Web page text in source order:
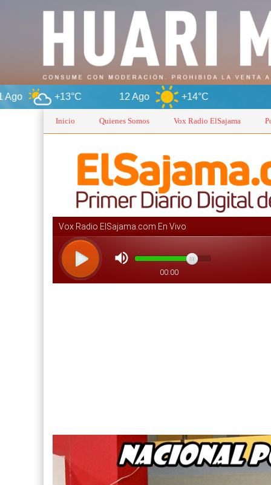
12 Ago +14°C
Inicio Quienes Somos Vox Radio ElSajama